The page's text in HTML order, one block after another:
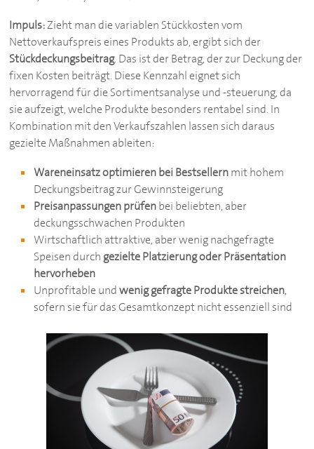
Impuls:Zieht man die variablen Stückkosten vom
Nettoverkaufspreis eines Produkts ab, ergibt sich der
Stückdeckungsbeitrag. Das ist der Betrag, der zur Deckung der
fixen Kosten beiträgt. Diese Kennzahl eignet sich
hervorragend für die Sortimentsanalyse und -steuerung, da
sie aufzeigt, welche Produkte besonders rentabel sind. In
Kombination mit den Verkaufszahlen lassen sich daraus
gezielte Maßnahmen ableiten:
Wareneinsatz optimieren bei Bestsellernmit hohem
Deckungsbeitrag zur Gewinnsteigerung
Preisanpassungen prüfenbei beliebten, aber
deckungsschwachen Produkten
Wirtschaftlich attraktive, aber wenig nachgefragte
Speisen durch gezielte Platzierung oder Präsentation
hervorheben
Unprofitable undwenig gefragte Produkte streichen,
sofern sie für das Gesamtkonzept nicht essenziell sind